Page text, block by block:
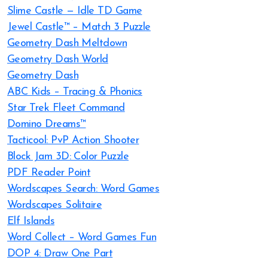
Slime Castle — Idle TD Game
Jewel Castle™ – Match 3 Puzzle
Geometry Dash Meltdown
Geometry Dash World
Geometry Dash
ABC Kids – Tracing & Phonics
Star Trek Fleet Command
Domino Dreams™
Tacticool: PvP Action Shooter
Block Jam 3D: Color Puzzle
PDF Reader Point
Wordscapes Search: Word Games
Wordscapes Solitaire
Elf Islands
Word Collect – Word Games Fun
DOP 4: Draw One Part